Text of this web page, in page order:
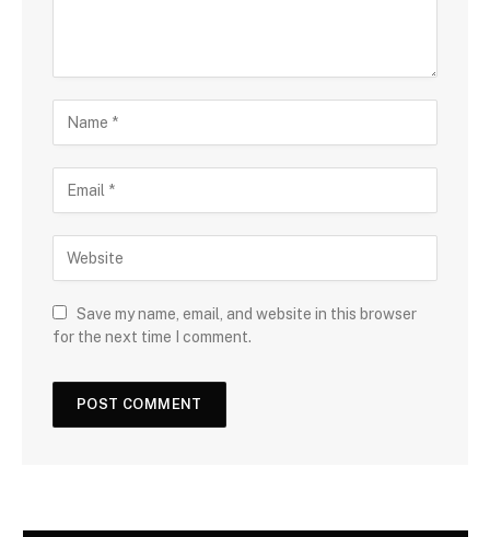
Save my name, email, and website in this browser
for the next time I comment.